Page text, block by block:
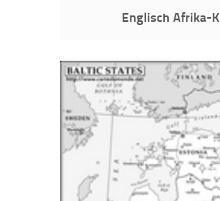
Englisch Afrika-